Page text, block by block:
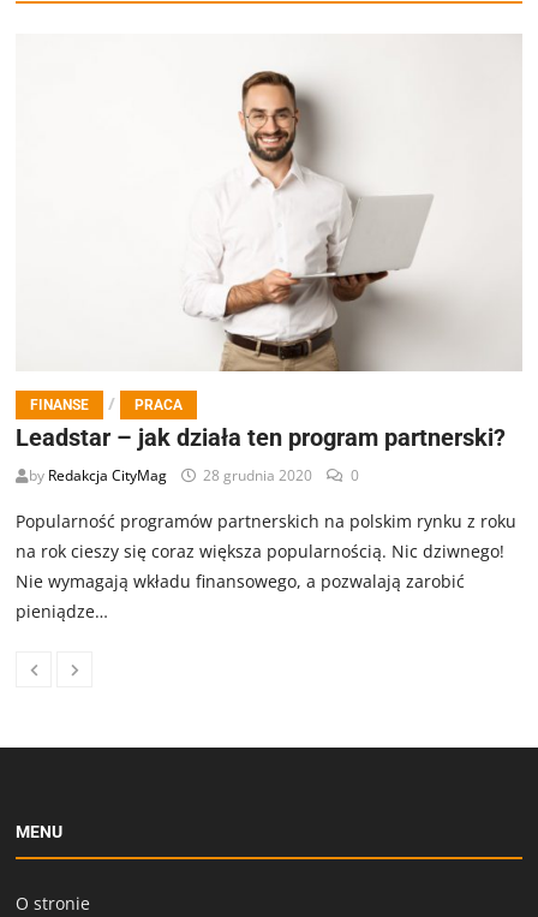
FINANSE / PRACA
Leadstar – jak działa ten program partnerski?
by Redakcja CityMag 28 grudnia 2020 0
Popularność programów partnerskich na polskim rynku z roku
na rok cieszy się coraz większa popularnością. Nic dziwnego!
Nie wymagają wkładu finansowego, a pozwalają zarobić
pieniądze…
MENU
O stronie